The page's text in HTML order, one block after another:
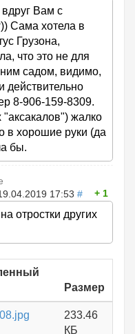
вдруг Вам с
Сама хотела в
Грузона,
что это не для
садом, видимо,
действительно
8-906-159-8309.
жалко
в хорошие руки (да
бы.
17:53 # 1
отростки других
Размер
233.46
КБ